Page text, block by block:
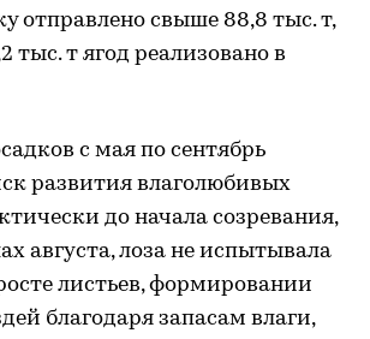
отправлено свыше 88,8 тыс. т,
тыс. т ягод реализовано в
с мая по сентябрь
развития влаголюбивых
до начала созревания,
августа, лоза не испытывала
листьев, формировании
благодаря запасам влаги,